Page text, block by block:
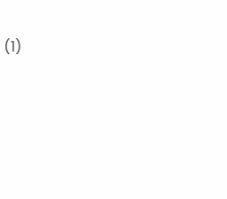
(1)